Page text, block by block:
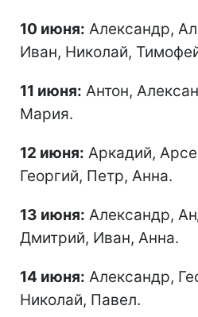
10 июня: Александр,
Иван, Николай,
11 июня: Антон,
Мария.
12 июня: Аркадий,
Георгий, Петр, Анна.
13 июня: Александр,
Дмитрий, Иван, Анна.
14 июня: Александр,
Николай, Павел.